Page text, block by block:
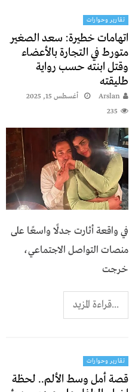
تقارير وحوارات
اتهامات خطيرة: سعد الصغير
متورط في التجارة بالأعضاء
وقتل ابنته حسب رواية
طليقته
Arslan
أغسطس 15, 2025
235
في واقعة أثارت جدلًا واسعًا على
منصات التواصل الاجتماعي،
خرجت
...قراءة المزيد
تقارير وحوارات
قصة أمل وسط الألم.. لحظة